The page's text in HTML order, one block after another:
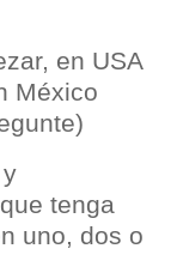
en USA
México
tenga
uno, dos o